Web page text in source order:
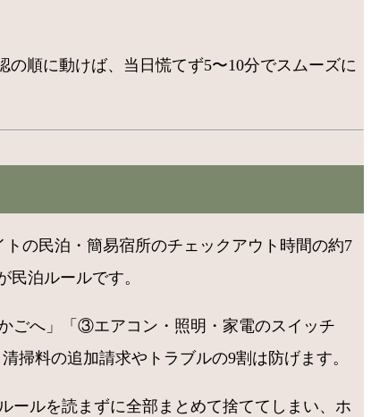
順に動けば、当日慌てず5〜10分でスムーズに
の民泊・簡易宿所のチェックアウト時間の約7
泊ルールです。
ごへ」「③エアコン・照明・家電のスイッチ
料の追加請求やトラブルの9割は防げます。
ールを読まずに全部まとめて捨ててしまい、ホ